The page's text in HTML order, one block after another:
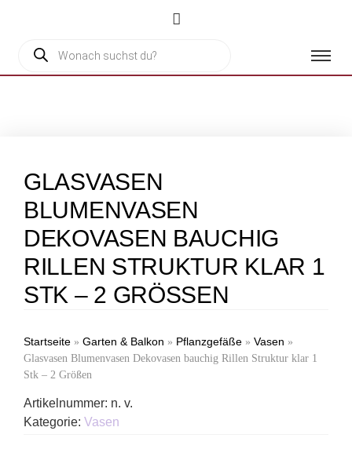
GLASVASEN
BLUMENVASEN
DEKOVASEN BAUCHIG
RILLEN STRUKTUR KLAR 1
STK – 2 GRÖSSEN
Startseite » Garten & Balkon » Pflanzgefäße » Vasen »
Glasvasen Blumenvasen Dekovasen bauchig Rillen Struktur klar 1
Stk – 2 Größen
Artikelnummer: n. v.
Kategorie: Vasen